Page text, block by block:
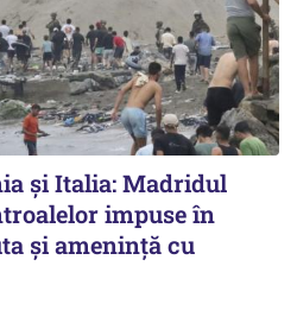
și Italia: Madridul
impuse în
și amenință cu